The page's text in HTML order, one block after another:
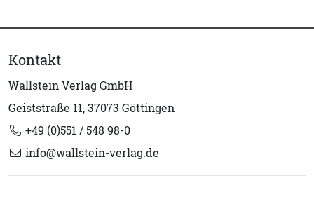
Kontakt
Wallstein Verlag GmbH
Geiststraße 11, 37073 Göttingen
+49 (0)551 / 548 98-0
info@wallstein-verlag.de